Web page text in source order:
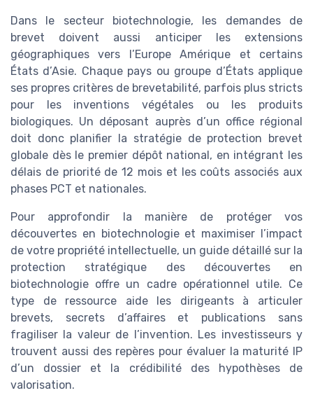
Dans le secteur biotechnologie, les demandes de
brevet doivent aussi anticiper les extensions
géographiques vers l’Europe Amérique et certains
États d’Asie. Chaque pays ou groupe d’États applique
ses propres critères de brevetabilité, parfois plus stricts
pour les inventions végétales ou les produits
biologiques. Un déposant auprès d’un office régional
doit donc planifier la stratégie de protection brevet
globale dès le premier dépôt national, en intégrant les
délais de priorité de 12 mois et les coûts associés aux
phases PCT et nationales.
Pour approfondir la manière de protéger vos
découvertes en biotechnologie et maximiser l’impact
de votre propriété intellectuelle, un guide détaillé sur la
protection stratégique des découvertes en
biotechnologie offre un cadre opérationnel utile. Ce
type de ressource aide les dirigeants à articuler
brevets, secrets d’affaires et publications sans
fragiliser la valeur de l’invention. Les investisseurs y
trouvent aussi des repères pour évaluer la maturité IP
d’un dossier et la crédibilité des hypothèses de
valorisation.